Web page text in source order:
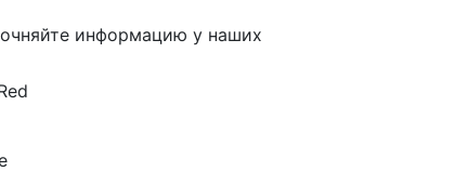
информацию у наших